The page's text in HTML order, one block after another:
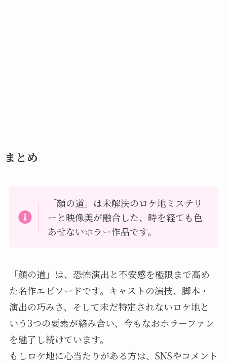
まとめ
「顔の道」は未解決のロケ地ミステリ
ーと映像美が融合した、時を経ても色
あせないホラー作品です。
「顔の道」は、恐怖演出と不安感を極限まで高め
た名作エピソードです。キャストの演技、脚本・
演出の巧みさ、そして未だ特定されないロケ地と
いう3つの要素が絡み合い、今もなおホラーファン
を魅了し続けています。
もしロケ地に心当たりがある方は、SNSやコメント